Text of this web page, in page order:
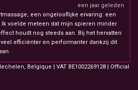
een jaar geleden
een ongelooflijke ervaring: een
voelde meteen dat mijn spieren minder
houdt nog steeds aan. Bij het hervatten
efficiënter en performanter dankzij dit
Belgique | VAT BE1002269128 | Oﬃcial